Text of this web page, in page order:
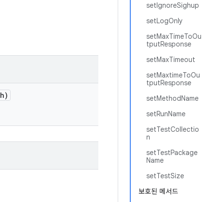
setIgnoreSighup
setLogOnly
setMaxTimeToOu
tputResponse
setMaxTimeout
setMaxtimeToOu
tputResponse
setMethodName
setRunName
setTestCollectio
n
setTestPackage
Name
setTestSize
보호된 메서드